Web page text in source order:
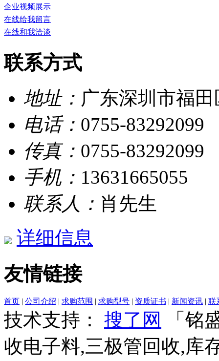
企业视频展示
在线给我留言
在线和我洽谈
联系方式
地址： 广东深圳市福
电话： 0755-83292099
传真： 0755-83292099
手机： 13631665055
联系人： 肖先生
详细信息
友情链接
首页 | 公司介绍 | 求购范围 | 求购型号 | 资质证书 | 新闻资讯 | 联
技术支持： 搜了网
「铭
收电子料,三极管回收,库